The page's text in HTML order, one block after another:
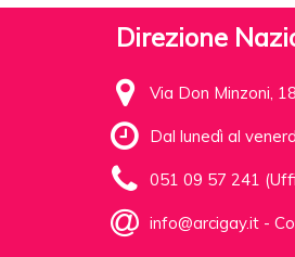
Direzione
Via Don Minzoni,
Dal lunedì al
051 09 57 241
info@arcigay.it -